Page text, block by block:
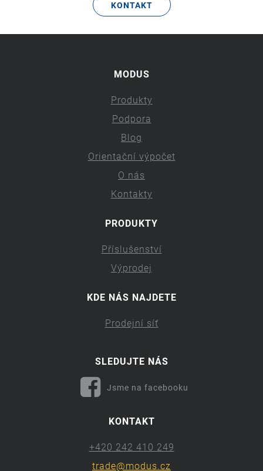
KONTAKT
MODUS
Produkty
Podpora
Blog
Orientační výpočet
O nás
Kontakty
PRODUKTY
Příslušenství
Výprodej
KDE NÁS NAJDETE
Prodejní síť
SLEDUJTE NÁS
Jsme na facebooku
KONTAKT
+420 242 410 249
trade@modus.cz